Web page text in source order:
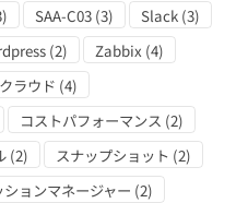
SAA-C03 (3) Slack (3)
(2) Zabbix (4)
クラウド (4)
コストパフォーマンス (2)
(2) スナップショット (2)
ションマネージャー (2)